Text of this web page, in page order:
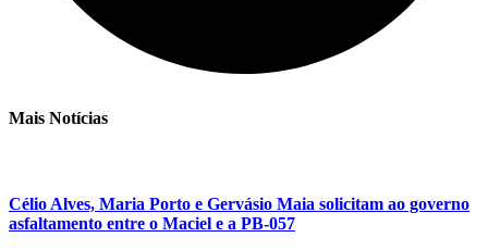
Mais Notícias
Célio Alves, Maria Porto e Gervásio Maia solicitam ao governo
asfaltamento entre o Maciel e a PB-057